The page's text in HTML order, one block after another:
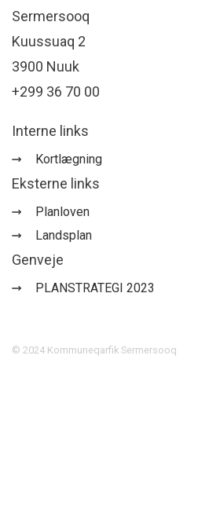
Sermersooq
Kuussuaq 2
3900 Nuuk
+299 36 70 00
Interne links
Kortlægning
Eksterne links
Planloven
Landsplan
Genveje
PLANSTRATEGI 2023
© 2024 Kommuneqarfik Sermersooq